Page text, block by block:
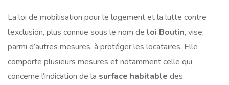
La loi de mobilisation pour le logement et la lutte contre
l’exclusion, plus connue sous le nom de loi Boutin, vise,
parmi d’autres mesures, à protéger les locataires. Elle
comporte plusieurs mesures et notamment celle qui
concerne l’indication de la surface habitable des